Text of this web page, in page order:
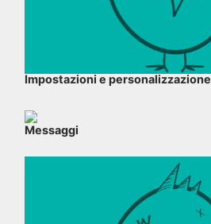
Impostazioni e personalizzazione
Messaggi